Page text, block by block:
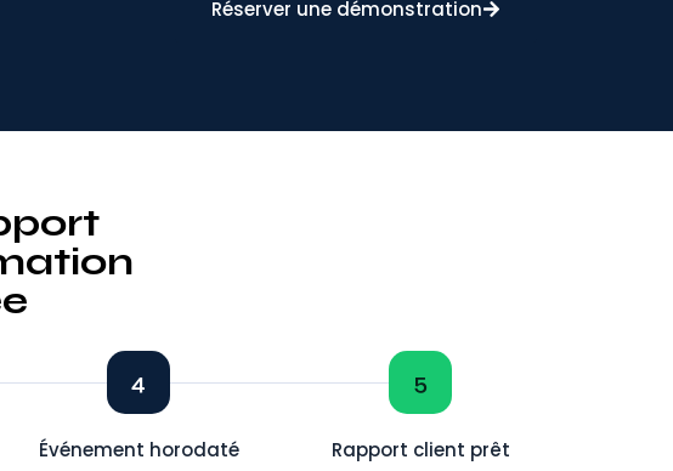
Réserver une démonstration
4
Événement horodaté
5
Rapport client prêt